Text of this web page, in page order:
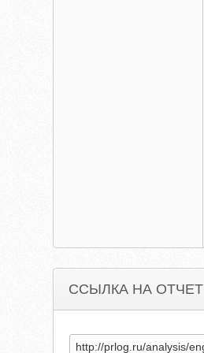
ССЫЛКА НА ОТЧЕТ